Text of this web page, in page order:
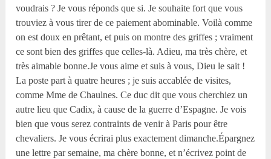
voudrais ? Je vous réponds que si. Je souhaite fort que vous
trouviez à vous tirer de ce paiement abominable. Voilà comme
on est doux en prêtant, et puis on montre des griffes ; vraiment
ce sont bien des griffes que celles-là. Adieu, ma très chère, et
très aimable bonne.Je vous aime et suis à vous, Dieu le sait !
La poste part à quatre heures ; je suis accablée de visites,
comme Mme de Chaulnes. Ce duc dit que vous cherchiez un
autre lieu que Cadix, à cause de la guerre d’Espagne. Je vois
bien que vous serez contraints de venir à Paris pour être
chevaliers. Je vous écrirai plus exactement dimanche.Épargnez
une lettre par semaine, ma chère bonne, et n’écrivez point de